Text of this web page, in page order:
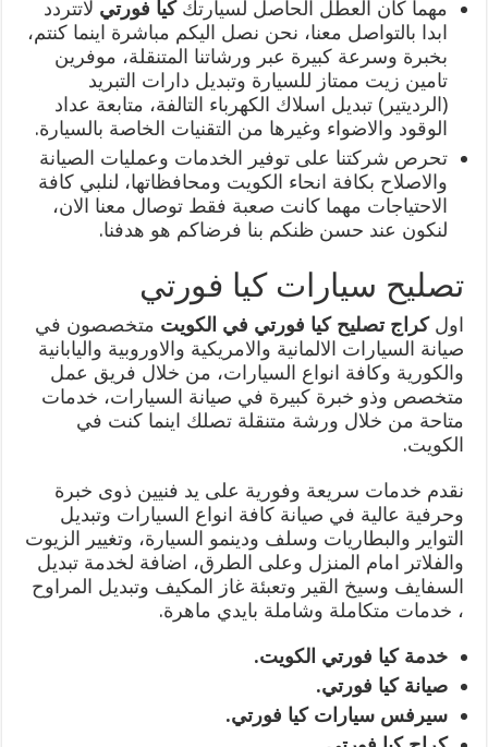
مهما كان العطل الحاصل لسيارتك كيا فورتي لاتتردد
ابدا بالتواصل معنا، نحن نصل اليكم مباشرة اينما كنتم،
بخبرة وسرعة كبيرة عبر ورشاتنا المتنقلة، موفرين
تامين زيت ممتاز للسيارة وتبديل دارات التبريد
(الرديتير) تبديل اسلاك الكهرباء التالفة، متابعة عداد
الوقود والاضواء وغيرها من التقنيات الخاصة بالسيارة.
تحرص شركتنا على توفير الخدمات وعمليات الصيانة
والاصلاح بكافة انحاء الكويت ومحافظاتها، لنلبي كافة
الاحتياجات مهما كانت صعبة فقط توصال معنا الان،
لنكون عند حسن ظنكم بنا فرضاكم هو هدفنا.
تصليح سيارات كيا فورتي
اولكراج تصليح كيا فورتي في الكويت متخصصون في
صيانة السيارات الالمانية والامريكية والاوروبية واليابانية
والكورية وكافة انواع السيارات، من خلال فريق عمل
متخصص وذو خبرة كبيرة في صيانة السيارات، خدمات
متاحة من خلال ورشة متنقلة تصلك اينما كنت في
الكويت.
نقدم خدمات سريعة وفورية على يد فنيين ذوى خبرة
وحرفية عالية في صيانة كافة انواع السيارات وتبديل
التواير والبطاريات وسلف ودينمو السيارة، وتغيير الزيوت
والفلاتر امام المنزل وعلى الطرق، اضافة لخدمة تبديل
السفايف وسيخ القير وتعبئة غاز المكيف وتبديل المراوح
، خدمات متكاملة وشاملة بايدي ماهرة.
خدمة كيا فورتي الكويت.
صيانة كيا فورتي.
سيرفس سيارات كيا فورتي.